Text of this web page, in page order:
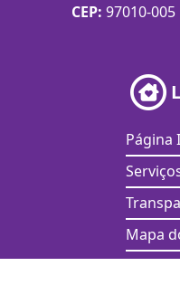
CEP: 97010-005
Página
Mapa